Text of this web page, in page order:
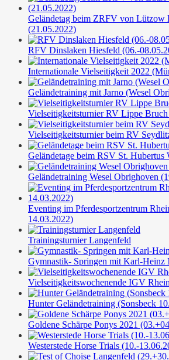
Geländetag beim ZRFV von Lützow
(21.05.2022)
RFV Dinslaken Hiesfeld (06.-
Internationale Vielseitigkeit 2022
Geländetraining mit Jarno (Wesel
Vielseitigkeitsturnier RV Lippe Bruch
Vielseitigkeitsturnier beim RV
Geländetage beim RSV St. Hubertus
Geländetraining Wesel Obrighoven
Eventing im Pferdesportzentrum
14.03.2022)
Trainingsturnier Langenfeld
Gymnastik- Springen mit Karl-Heinz
Vielseitigkeitswochenende IGV
Hunter Geländetraining (Sonsbeck
Goldene Schärpe Ponys 2021
Westerstede Horse Trials (10.-